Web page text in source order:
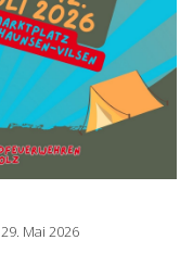
29. Mai 2026